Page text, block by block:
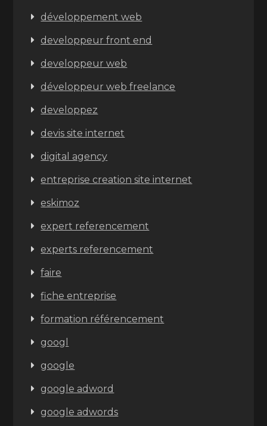
développement web
developpeur front end
developpeur web
développeur web freelance
developpez
devis site internet
digital agency
entreprise creation site internet
eskimoz
expert referencement
experts referencement
faire
fiche entreprise
formation référencement
googl
google
google adword
google adwords